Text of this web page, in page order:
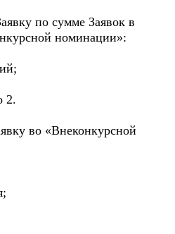
по сумме Заявок в
номинации»:
2.
во «Внеконкурсной